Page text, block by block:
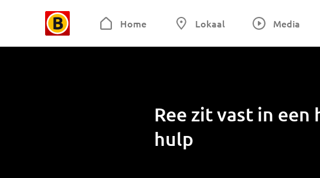
Home Lokaal Media
Ree zit vast in
hulp